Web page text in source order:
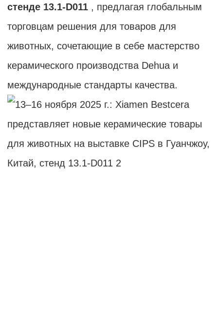
стенде 13.1-D011 , предлагая глобальным
торговцам решения для товаров для
животных, сочетающие в себе мастерство
керамического производства Dehua и
международные стандарты качества.